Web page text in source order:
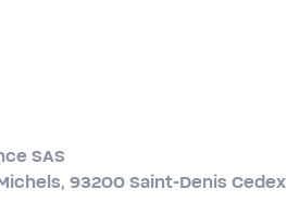
SAS
93200 Saint-​Denis Cedex